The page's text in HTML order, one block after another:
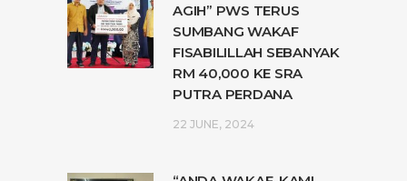
AGIH” PWS TERUS
SUMBANG WAKAF
FISABILILLAH SEBANYAK
RM 40,000 KE SRA
PUTRA PERDANA
22 JUNE, 2024